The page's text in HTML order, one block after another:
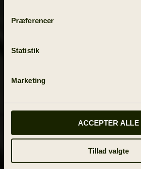
Præferencer
Statistik
Marketing
ACCEPTER ALLE
Tillad valgte